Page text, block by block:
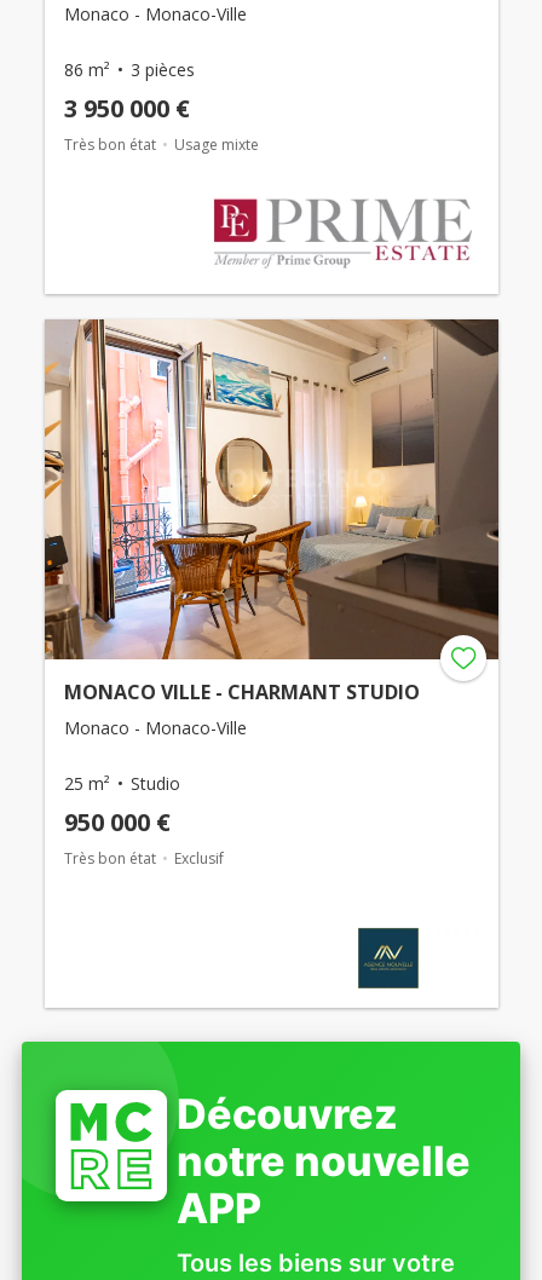
Monaco - Monaco-Ville
86 m² 3 pièces
3 950 000 €
Très bon état Usage mixte
MONACO VILLE - CHARMANT STUDIO
Monaco - Monaco-Ville
25 m² Studio
950 000 €
Très bon état Exclusif
Découvrez
notre nouvelle
APP
Tous les biens sur votre